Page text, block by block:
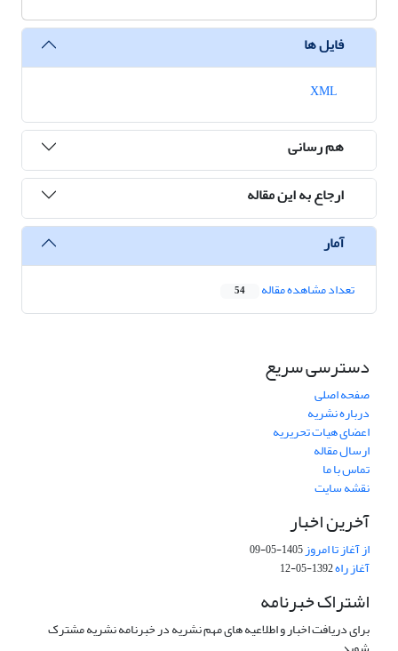
فایل ها
هم رسانی
ارجاع به این مقاله
آمار
تعداد مشاهده مقاله 54
دسترسی سریع
صفحه اصلی
درباره نشریه
اعضای هیات تحریریه
ارسال مقاله
تماس با ما
نقشه سایت
آخرین اخبار
از آغاز تا امروز1405-05-09
آغاز راه1392-05-12
اشتراک خبرنامه
برای دریافت اخبار و اطلاعیه های مهم نشریه در خبرنامه نشریه مشترک